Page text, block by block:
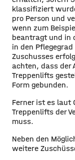
klassifiziert
pro Person und
wenn zum
beantragt und in
in den
Zuschusses
achten, dass der
Treppenlifts
Form gebunden.
Ferner ist es laut
Treppenlifts der
muss.
Neben den
weitere